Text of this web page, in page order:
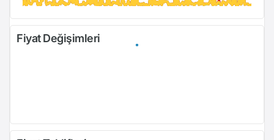
Fiyat Değişimleri